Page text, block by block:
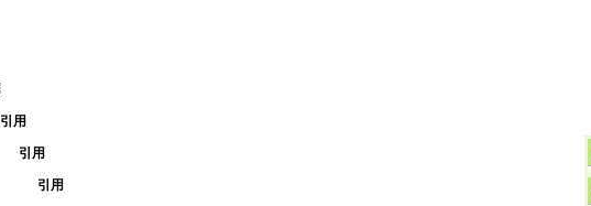
引用
引用
引用